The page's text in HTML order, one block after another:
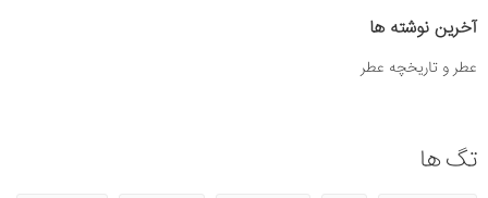
آخرین نوشته ها
عطر و تاریخچه عطر
تگ ها